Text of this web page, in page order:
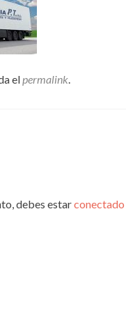
elpermalink.
debes estarconectado